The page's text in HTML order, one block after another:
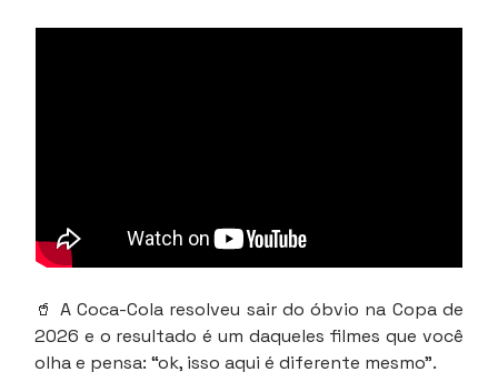
🥤 A Coca-Cola resolveu sair do óbvio na Copa de
2026 e o resultado é um daqueles filmes que você
olha e pensa: “ok, isso aqui é diferente mesmo”.